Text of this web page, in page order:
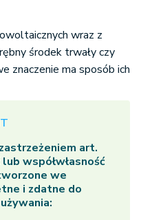
wraz z
środek trwały czy
znaczenie ma sposób ich
art.
współwłasność
we
i zdatne do